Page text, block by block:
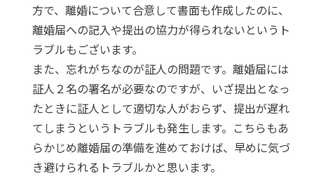
方で、離婚について合意して書面も作成したのに、
離婚届への記入や提出の協力が得られないというト
ラブルもございます。
また、忘れがちなのが証人の問題です。離婚届には
証人２名の署名が必要なのですが、いざ提出となっ
たときに証人として適切な人がおらず、提出が遅れ
てしまうというトラブルも発生します。こちらもあ
らかじめ離婚届の準備を進めておけば、早めに気づ
き避けられるトラブルかと思います。